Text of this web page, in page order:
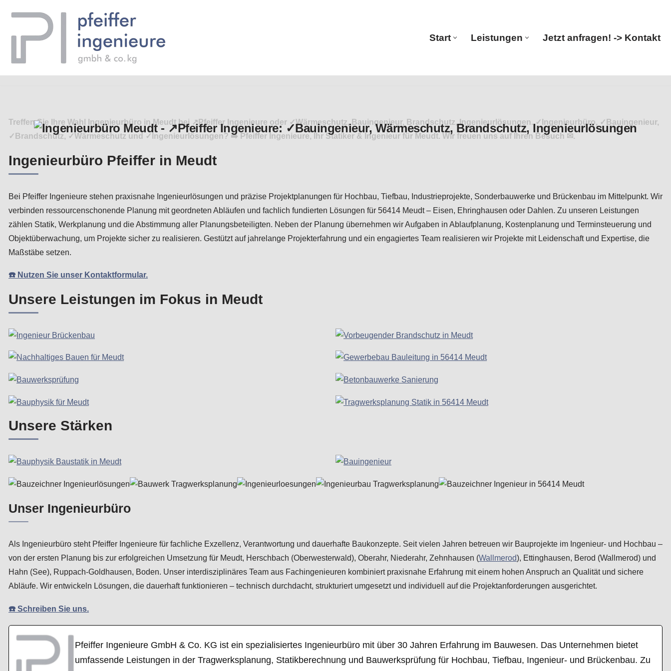
Inhalt
Start Leistungen Jetzt anfragen! -> Kontakt
Treffen Sie Ihre Wahl Ingenieurbüro in Meudt bei ↗️Pfeiffer Ingenieure oder ✓Wärmeschutz, Bauingenieur, Brandschutz, Ingenieurlösungen. ✓Ingenieurbüro, ✓Bauingenieur,
✓Brandschutz, ✓Wärmeschutz und ✓Ingenieurlösungen? ➡️ Pfeiffer Ingenieure, Ihr Statiker & Ingenieur für Meudt. Wir freuen uns auf Ihren Besuch ✉.
Ingenieurbüro Pfeiffer in Meudt
Bei Pfeiffer Ingenieure stehen praxisnahe Ingenieurlösungen und präzise Projektplanungen für Hochbau, Tiefbau, Industrieprojekte, Sonderbauwerke und Brückenbau im Mittelpunkt. Wir
verbinden ressourcenschonende Planung mit geordneten Abläufen und fachlich fundierten Lösungen für 56414 Meudt – Eisen, Ehringhausen oder Dahlen. Zu unseren Leistungen
zählen Statik, Werkplanung und die Abstimmung aller Planungsbeteiligten. Neben der Planung übernehmen wir Aufgaben in Ablaufplanung, Kostenplanung und Terminsteuerung und
Objektüberwachung, um Projekte sicher zu realisieren. Gestützt auf jahrelange Projekterfahrung und ein engagiertes Team realisieren wir Projekte mit Leidenschaft und Expertise, die
Maßstäbe setzen.
☎️ Nutzen Sie unser Kontaktformular.
Unsere Leistungen im Fokus in Meudt
Unsere Stärken
Unser Ingenieurbüro
Als Ingenieurbüro steht Pfeiffer Ingenieure für fachliche Exzellenz, Verantwortung und dauerhafte Baukonzepte. Seit vielen Jahren betreuen wir Bauprojekte im Ingenieur- und Hochbau –
von der ersten Planung bis zur erfolgreichen Umsetzung für Meudt, Herschbach (Oberwesterwald), Oberahr, Niederahr, Zehnhausen (Wallmerod), Ettinghausen, Berod (Wallmerod) und
Hahn (See), Ruppach-Goldhausen, Boden. Unser interdisziplinäres Team aus Fachingenieuren kombiniert praxisnahe Erfahrung mit einem hohen Anspruch an Qualität und sichere
Abläufe. Wir entwickeln Lösungen, die dauerhaft funktionieren – technisch durchdacht, strukturiert umgesetzt und individuell auf die Projektanforderungen ausgerichtet.
☎️ Schreiben Sie uns.
Pfeiffer Ingenieure GmbH & Co. KG ist ein spezialisiertes Ingenieurbüro mit über 30 Jahren Erfahrung im Bauwesen. Das Unternehmen bietet
umfassende Leistungen in der Tragwerksplanung, Statikberechnung und Bauwerksprüfung für Hochbau, Tiefbau, Ingenieur- und Brückenbau. Zu